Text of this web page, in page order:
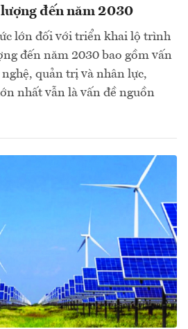
đến năm 2030
lớn đối với triển khai lộ trình
đến năm 2030 bao gồm vấn
quản trị và nhân lực,
nhất vẫn là vấn đề nguồn